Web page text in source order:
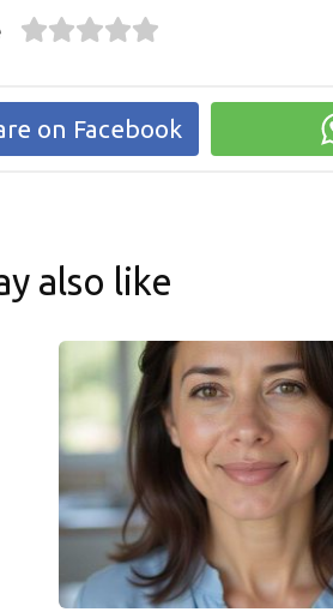
on Facebook
also like